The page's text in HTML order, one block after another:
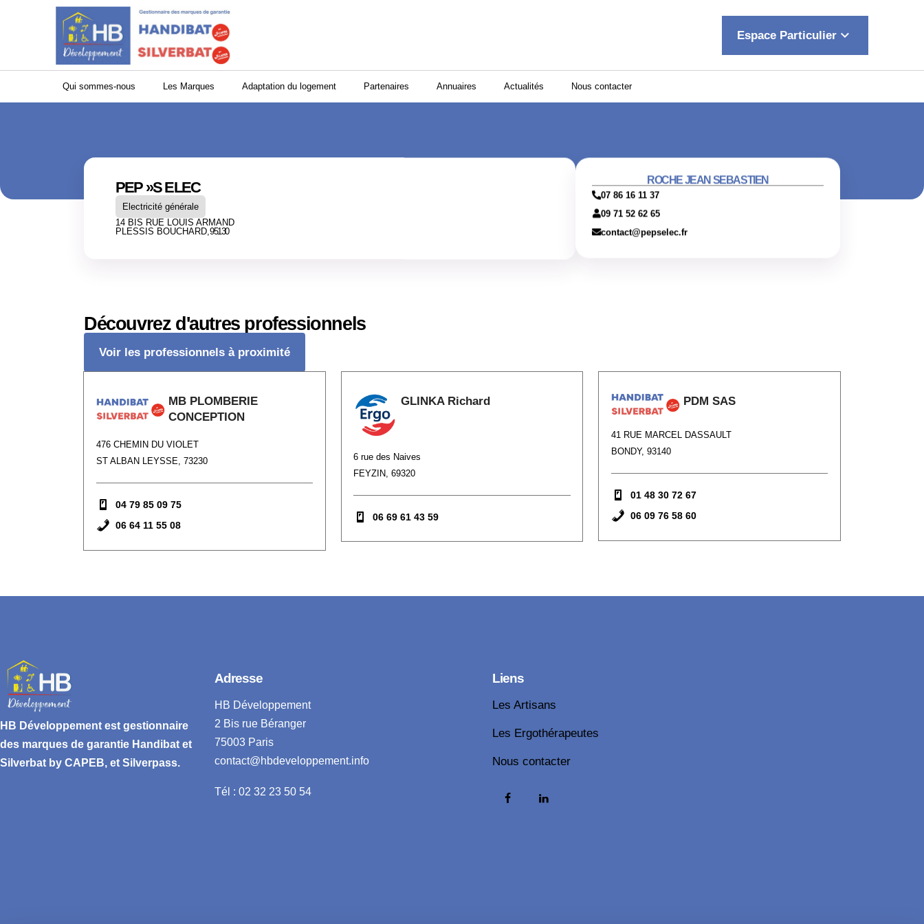
Panneau de gestion des cookies
Espace Particulier keyboard_arrow_down
Qui sommes-nous Les Marques Adaptation du logement Partenaires Annuaires Actualités Nous contacter
PEP »S ELEC
Electricité générale
14 BIS RUE LOUIS ARMAND
PLESSIS BOUCHARD,95130
ROCHE JEAN SEBASTIEN
07 86 16 11 37
09 71 52 62 65
contact@pepselec.fr
Découvrez d'autres professionnels
Voir les professionnels à proximité
MB PLOMBERIE
CONCEPTION
476 CHEMIN DU VIOLET
ST ALBAN LEYSSE, 73230
04 79 85 09 75
06 64 11 55 08
GLINKA Richard
6 rue des Naives
FEYZIN, 69320
06 69 61 43 59
PDM SAS
41 RUE MARCEL DASSAULT
BONDY, 93140
01 48 30 72 67
06 09 76 58 60
HB Développement est gestionnaire
des marques de garantie Handibat et
Silverbat by CAPEB, et Silverpass.
Adresse
HB Développement
2 Bis rue Béranger
75003 Paris
contact@hbdeveloppement.info
Tél : 02 32 23 50 54
Liens
Les Artisans
Les Ergothérapeutes
Nous contacter